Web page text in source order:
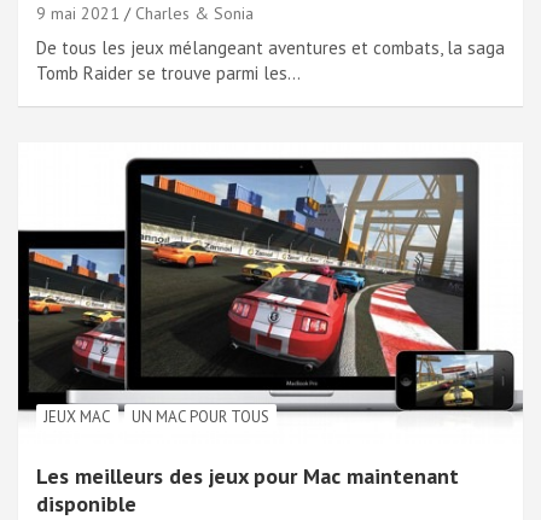
9 mai 2021 Charles & Sonia
De tous les jeux mélangeant aventures et combats, la saga
Tomb Raider se trouve parmi les…
JEUX MAC UN MAC POUR TOUS
Les meilleurs des jeux pour Mac maintenant
disponible